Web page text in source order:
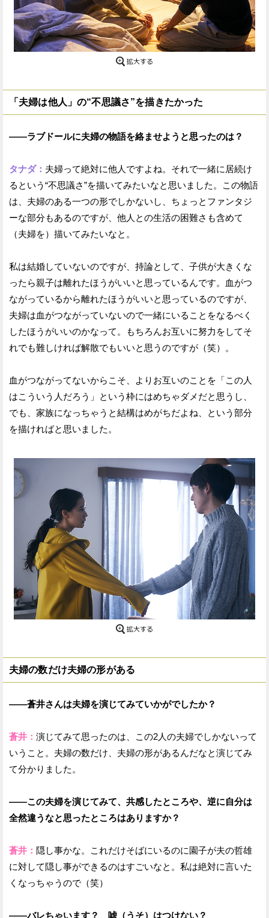
「夫婦は他人」の“不思議さ”を描きたかった
——ラブドールに夫婦の物語を絡ませようと思ったのは？
タナダ： 夫婦って絶対に他人ですよね。それで一緒に居続け
るという“不思議さ”を描いてみたいなと思いました。この物語
は、夫婦のある一つの形でしかないし、ちょっとファンタジ
ーな部分もあるのですが、他人との生活の困難さも含めて
（夫婦を）描いてみたいなと。
私は結婚していないのですが、持論として、子供が大きくな
ったら親子は離れたほうがいいと思っているんです。血がつ
ながっているから離れたほうがいいと思っているのですが、
夫婦は血がつながっていないので一緒にいることをなるべく
したほうがいいのかなって。もちろんお互いに努力をしてそ
れでも難しければ解散でもいいと思うのですが（笑）。
血がつながってないからこそ、よりお互いのことを「この人
はこういう人だろう」という枠にはめちゃダメだと思うし、
でも、家族になっちゃうと結構はめがちだよね、という部分
を描ければと思いました。
夫婦の数だけ夫婦の形がある
——蒼井さんは夫婦を演じてみていかがでしたか？
蒼井： 演じてみて思ったのは、この2人の夫婦でしかないって
いうこと。夫婦の数だけ、夫婦の形があるんだなと演じてみ
て分かりました。
——この夫婦を演じてみて、共感したところや、逆に自分は
全然違うなと思ったところはありますか？
蒼井： 隠し事かな。これだけそばにいるのに園子が夫の哲雄
に対して隠し事ができるのはすごいなと。私は絶対に言いた
くなっちゃうので（笑）
——バレちゃいます？ 嘘（うそ）はつけない？